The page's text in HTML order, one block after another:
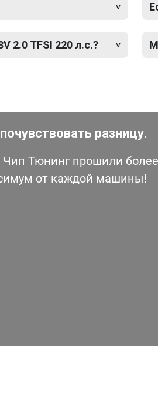
2.0 TFSI 220 л.с.?
разницу.
Тюнинг прошили
от каждой машины!